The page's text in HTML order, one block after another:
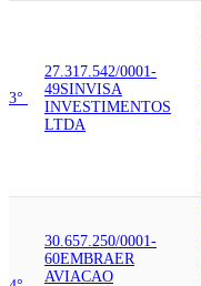
3°
27.317.542/0001-
49SINVISA
INVESTIMENTOS
LTDA
30.657.250/0001-
60EMBRAER
AVIACAO